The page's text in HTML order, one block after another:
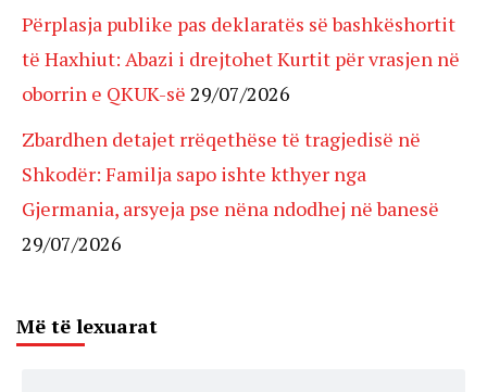
Përplasja publike pas deklaratës së bashkëshortit
të Haxhiut: Abazi i drejtohet Kurtit për vrasjen në
oborrin e QKUK-së 29/07/2026
Zbardhen detajet rrëqethëse të tragjedisë në
Shkodër: Familja sapo ishte kthyer nga
Gjermania, arsyeja pse nëna ndodhej në banesë
29/07/2026
Më të lexuarat